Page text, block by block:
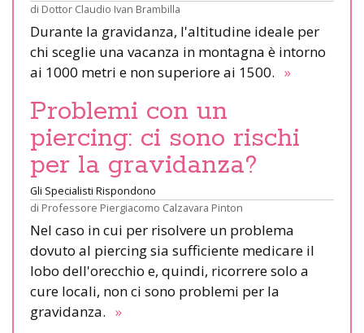
di Dottor Claudio Ivan Brambilla
Durante la gravidanza, l'altitudine ideale per
chi sceglie una vacanza in montagna è intorno
ai 1000 metri e non superiore ai 1500. »
Problemi con un
piercing: ci sono rischi
per la gravidanza?
Gli Specialisti Rispondono
di Professore Piergiacomo Calzavara Pinton
Nel caso in cui per risolvere un problema
dovuto al piercing sia sufficiente medicare il
lobo dell'orecchio e, quindi, ricorrere solo a
cure locali, non ci sono problemi per la
gravidanza. »